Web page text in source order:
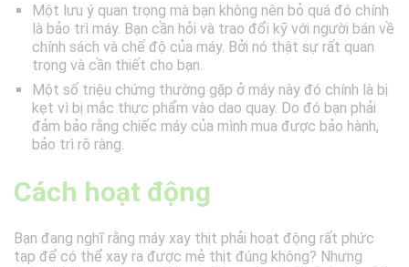
Một lưu ý quan trọng mà bạn không nên bỏ quá đó chính
là bảo trì máy. Bạn cần hỏi và trao đổi kỹ với người bán về
chính sách và chế độ của máy. Bởi nó thật sự rất quan
trọng và cần thiết cho bạn.
Một số triệu chứng thường gặp ở máy này đó chính là bị
kẹt vì bị mắc thực phẩm vào dao quay. Do đó bạn phải
đảm bảo rằng chiếc máy của mình mua được bảo hành,
bảo trì rõ ràng.
Cách hoạt động
Bạn đang nghĩ rằng máy xay thịt phải hoạt động rất phức
tạp để có thể xay ra được mẻ thịt đúng không? Nhưng